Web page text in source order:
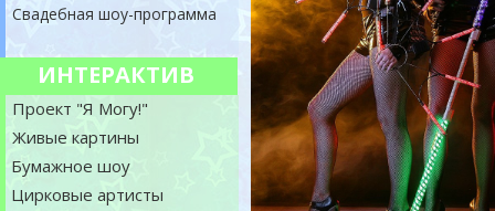
ИНТЕРАКТИВ
Проект "Я Могу!"
Живые картины
Бумажное шоу
Цирковые артисты
Свадебная шоу-программа